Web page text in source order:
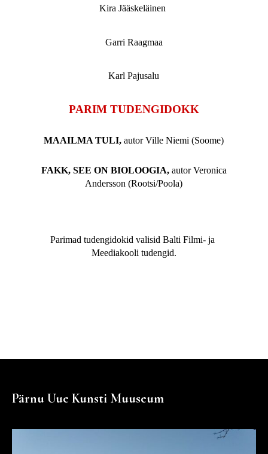
Kira Jääskeläinen
Garri Raagmaa
Karl Pajusalu
PARIM TUDENGIDOKK
MAAILMA TULI, autor Ville Niemi (Soome)
FAKK, SEE ON BIOLOOGIA,autor Veronica
Andersson (Rootsi/Poola)
Parimad tudengidokid valisid Balti Filmi- ja
Meediakooli tudengid.
Pärnu Uue Kunsti Muuseum